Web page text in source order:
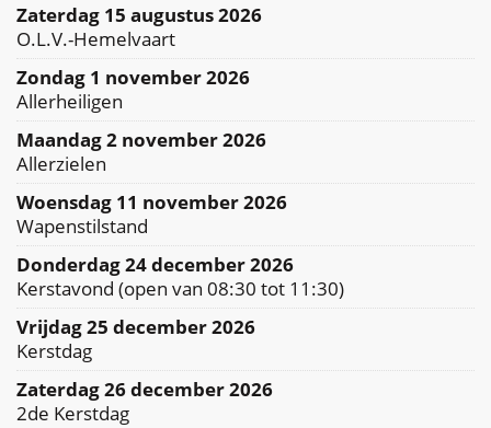
zaterdag 15 augustus 2026
O.L.V.-Hemelvaart
zondag 1 november 2026
Allerheiligen
maandag 2 november 2026
Allerzielen
woensdag 11 november 2026
Wapenstilstand
donderdag 24 december 2026
Kerstavond (open van 08:30 tot 11:30)
vrijdag 25 december 2026
Kerstdag
zaterdag 26 december 2026
2de Kerstdag